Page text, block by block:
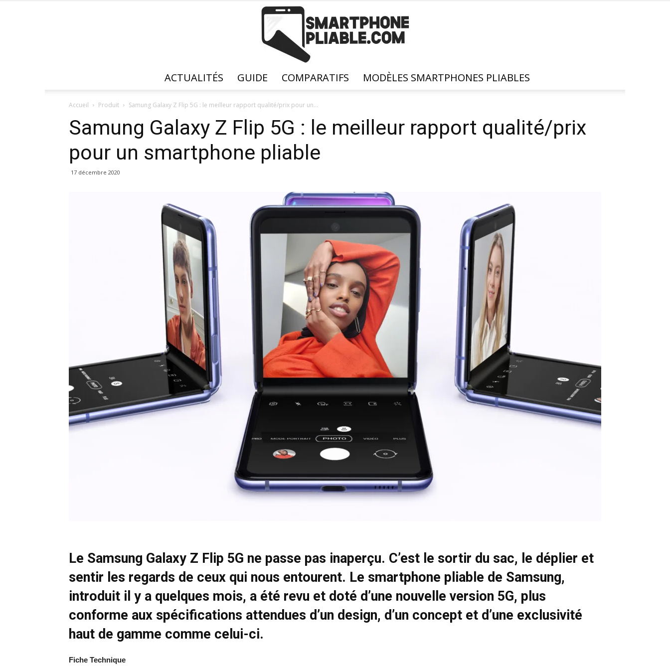
ACTUALITÉS GUIDE COMPARATIFS MODÈLES SMARTPHONES PLIABLES
Accueil Produit Samung Galaxy Z Flip 5G : le meilleur rapport qualité/prix pour un...
Samung Galaxy Z Flip 5G : le meilleur rapport qualité/prix
pour un smartphone pliable
17 décembre 2020
Le Samsung Galaxy Z Flip 5G ne passe pas inaperçu. C’est le sortir du sac, le déplier et
sentir les regards de ceux qui nous entourent. Le smartphone pliable de Samsung,
introduit il y a quelques mois, a été revu et doté d’une nouvelle version 5G, plus
conforme aux spécifications attendues d’un design, d’un concept et d’une exclusivité
haut de gamme comme celui-ci.
Fiche Technique